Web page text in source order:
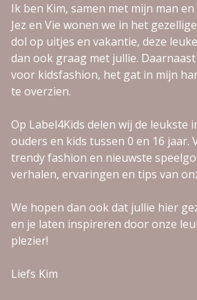
Ik ben Kim, samen met mijn man en
Jez en Vie wonen we in het
dol op uitjes en vakantie, deze
dan ook graag met jullie.
voor kidsfashion, het gat in mijn
te overzien.
Op Label4Kids delen wij de leukste
ouders en kids tussen 0 en 16 jaar.
trendy fashion en nieuwste
verhalen, ervaringen en tips van
We hopen dan ook dat jullie hier
en je laten inspireren door onze
plezier!
Liefs Kim